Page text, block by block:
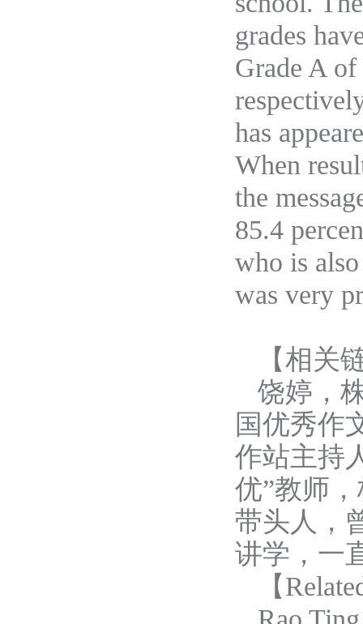
grades
Grade A of
has
When
the
85.4
who is
was very
【相关
饶婷，
国优秀作
作站主持
优”教师
带头人，
讲学，一
【